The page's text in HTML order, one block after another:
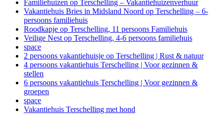
Familiehuizen op Terschelling – Vakantiehuizenverhuur
Vakantiehuis Bries in Midsland Noord op Terschelling – 6-
persoons familiehuis
Roodkapje op Terschelling, 11 persoons Familiehuis
Veilige Nest op Terschelling, 4-6 persoons familiehuis
space
2 persoons vakantiehuisje op Terschelling | Rust & natuur
4 persoons vakantiehuis Terschelling | Voor gezinnen &
stellen
6 persoons vakantiehuis Terschelling | Voor gezinnen &
groepen
space
Vakantiehuis Terschelling met hond